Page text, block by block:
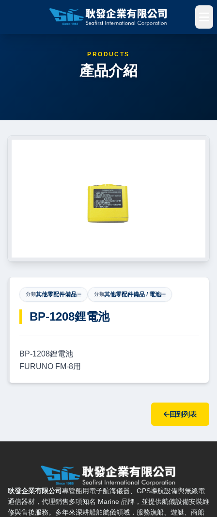
PRODUCTS
產品介紹
分類其他零配件備品 分類其他零配件備品 / 電池
​BP-1208鋰電池
BP-1208鋰電池
FURUNO FM-8用
回到列表
耿發企業有限公司 — 網站概要、主導覽與聯絡方式
耿發企業有限公司專營船用電子航海儀器、GPS導航設備與無線電
通信器材，代理銷售多項知名 Marine 品牌，並提供航儀設備安裝維
修與售後服務。多年來深耕船舶航儀領域，服務漁船、遊艇、商船